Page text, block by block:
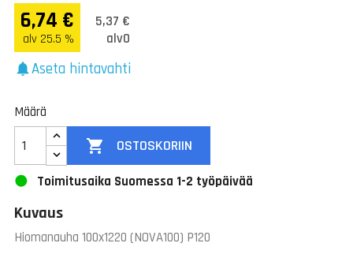
6,74 €
alv 25.5 %
5,37 €
alv0
notificationsAseta hintavahti
Määrä
 OSTOSKORIIN
Toimitusaika Suomessa 1-2 työpäivää
Kuvaus
Hiomanauha 100x1220 (NOVA100) P120